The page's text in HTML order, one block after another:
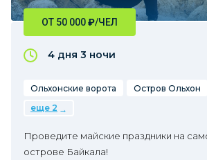
ОТ 50 000₽/ЧЕЛ
4 дня 3 ночи
Ольхонские ворота Остров Ольхон
еще 2
Проведите майские праздники на
острове Байкала!